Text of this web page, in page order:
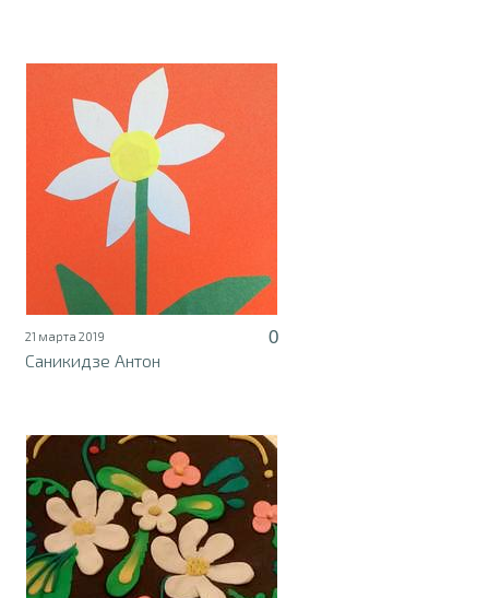
21 марта 2019
0
Саникидзе Антон